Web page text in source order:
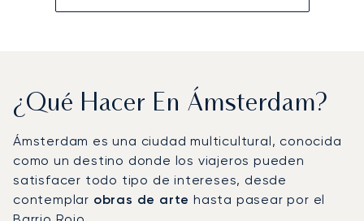
¿Qué Hacer En Ámsterdam?
Ámsterdam es una ciudad multicultural, conocida
como un destino donde los viajeros pueden
satisfacer todo tipo de intereses, desde
contemplar obras de arte hasta pasear por el